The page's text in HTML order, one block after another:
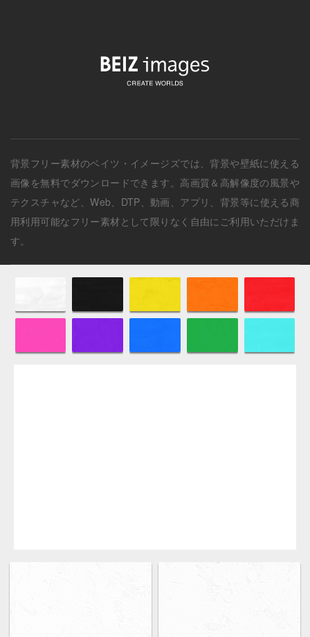
背景フリー素材のベイツ・イメージズでは、背景や壁紙に使える
画像を無料でダウンロードできます。高画質＆高解像度の風景や
テクスチャなど、Web、DTP、動画、アプリ、背景等に使える商
用利用可能なフリー素材として限りなく自由にご利用いただけま
す。